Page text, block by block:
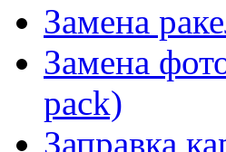
Замена
Замена
pack)
Заправка